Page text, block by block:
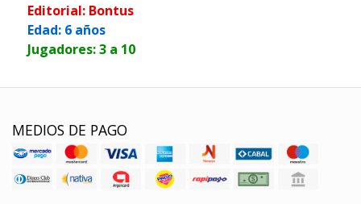
Editorial: Bontus
Edad: 6 años
Jugadores: 3 a 10
MEDIOS DE PAGO